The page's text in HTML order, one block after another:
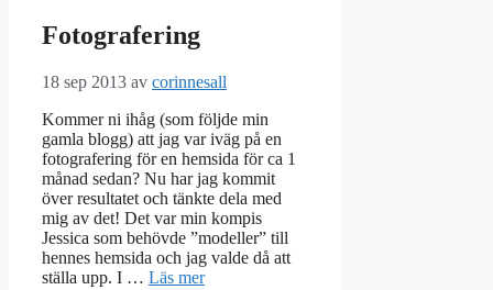
Fotografering
18 sep 2013 av corinnesall
Kommer ni ihåg (som följde min
gamla blogg) att jag var iväg på en
fotografering för en hemsida för ca 1
månad sedan? Nu har jag kommit
över resultatet och tänkte dela med
mig av det! Det var min kompis
Jessica som behövde ”modeller” till
hennes hemsida och jag valde då att
ställa upp. I … Läs mer